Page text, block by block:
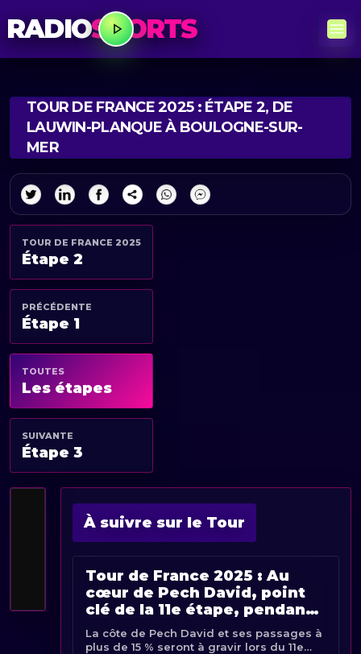
RADIOSPORTS
TOUR DE FRANCE 2025 : ÉTAPE 2, DE
LAUWIN-PLANQUE À BOULOGNE-SUR-
MER
TOUR DE FRANCE 2025
Étape 2
PRÉCÉDENTE
Étape 1
TOUTES
Les étapes
SUIVANTE
Étape 3
À suivre sur le Tour
Tour de France 2025 : Au
cœur de Pech David, point
clé de la 11e étape, pendant
la reconnaissance des
coureurs
La côte de Pech David et ses passages à
plus de 15 % seront à gravir lors du 11e